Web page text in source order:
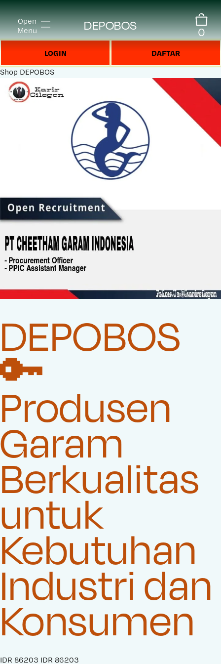
Open
Menu
DEPOBOS 0
LOGIN DAFTAR
Shop DEPOBOS
DEPOBOS
🔑
Produsen
Garam
Berkualitas
untuk
Kebutuhan
Industri dan
Konsumen
S
IDR 86203 O
IDR 86203